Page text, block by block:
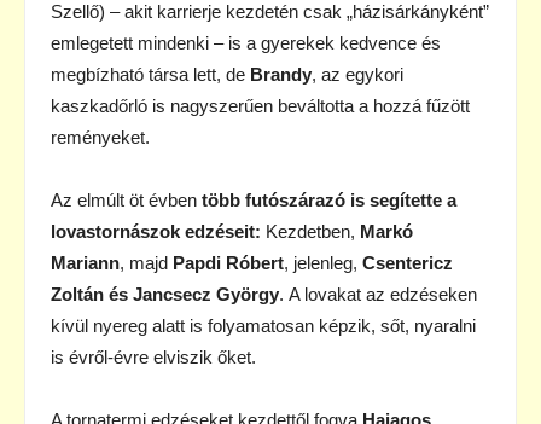
Szellő) – akit karrierje kezdetén csak „házisárkányként”
emlegetett mindenki – is a gyerekek kedvence és
megbízható társa lett, de Brandy, az egykori
kaszkadőrló is nagyszerűen beváltotta a hozzá fűzött
reményeket.
Az elmúlt öt évben több futószárazó is segítette a
lovastornászok edzéseit: Kezdetben, Markó
Mariann, majd Papdi Róbert, jelenleg, Csentericz
Zoltán és Jancsecz György. A lovakat az edzéseken
kívül nyereg alatt is folyamatosan képzik, sőt, nyaralni
is évről-évre elviszik őket.